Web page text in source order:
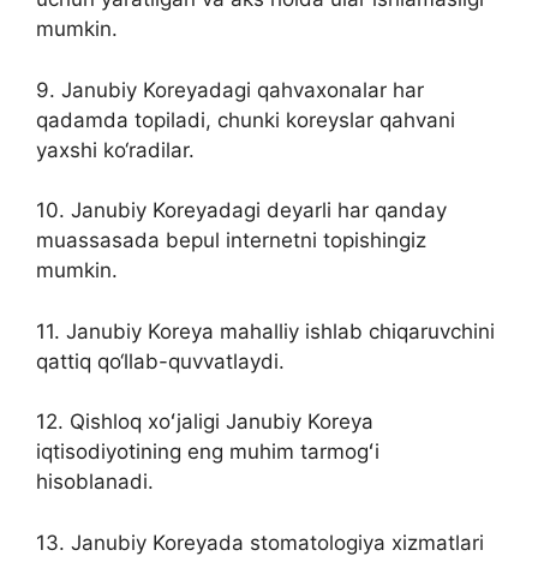
mumkin.
9. Janubiy Koreyadagi qahvaxonalar har
qadamda topiladi, chunki koreyslar qahvani
yaxshi ko‘radilar.
10. Janubiy Koreyadagi deyarli har qanday
muassasada bepul internetni topishingiz
mumkin.
11. Janubiy Koreya mahalliy ishlab chiqaruvchini
qattiq qo‘llab-quvvatlaydi.
12. Qishloq xoʻjaligi Janubiy Koreya
iqtisodiyotining eng muhim tarmogʻi
hisoblanadi.
13. Janubiy Koreyada stomatologiya xizmatlari